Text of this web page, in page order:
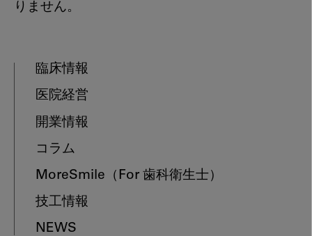
りません。
臨床情報
医院経営
開業情報
コラム
MoreSmile （For 歯科衛生士）
技工情報
NEWS